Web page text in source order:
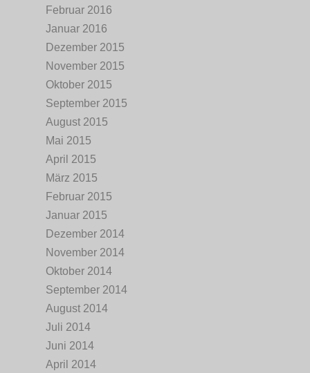
Februar 2016
Januar 2016
Dezember 2015
November 2015
Oktober 2015
September 2015
August 2015
Mai 2015
April 2015
März 2015
Februar 2015
Januar 2015
Dezember 2014
November 2014
Oktober 2014
September 2014
August 2014
Juli 2014
Juni 2014
April 2014